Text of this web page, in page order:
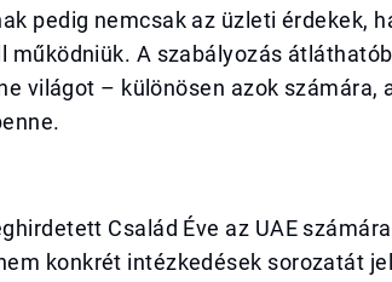
pedig nemcsak az üzleti érdekek,
működniük. A szabályozás
világot – különösen azok számára,
Család Éve az UAE
konkrét intézkedések sorozatát